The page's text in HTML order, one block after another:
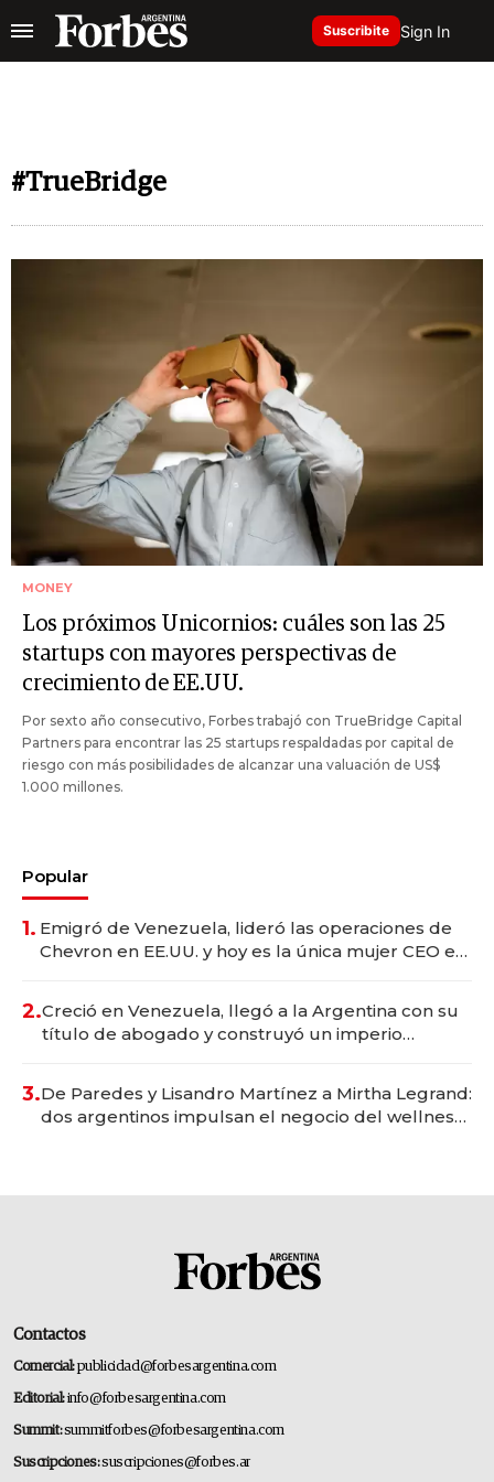
Suscribite Sign In
#TrueBridge
MONEY
Los próximos Unicornios: cuáles son las 25
startups con mayores perspectivas de
crecimiento de EE.UU.
Por sexto año consecutivo, Forbes trabajó con TrueBridge Capital
Partners para encontrar las 25 startups respaldadas por capital de
riesgo con más posibilidades de alcanzar una valuación de US$
1.000 millones.
Popular
1. Emigró de Venezuela, lideró las operaciones de
Chevron en EE.UU. y hoy es la única mujer CEO en
2.Creció en Venezuela, llegó a la Argentina con su
título de abogado y construyó un imperio
3.De Paredes y Lisandro Martínez a Mirtha Legrand:
dos argentinos impulsan el negocio del wellness
Contactos
Comercial:publicidad@forbesargentina.com
Editorial:info@forbesargentina.com
Summit:summitforbes@forbesargentina.com
Suscripciones:suscripciones@forbes.ar